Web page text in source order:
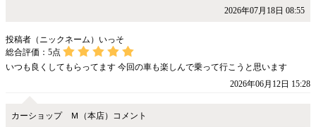
2026年07月18日 08:55
投稿者（ニックネーム）いっそ
総合評価： 5点
いつも良くしてもらってます 今回の車も楽しんで乗って行こうと思います
2026年06月12日 15:28
カーショップ Ｍ（本店）コメント